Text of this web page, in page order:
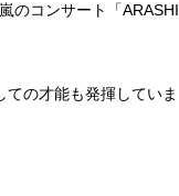
のコンサート「ARASHI
の才能も発揮していま